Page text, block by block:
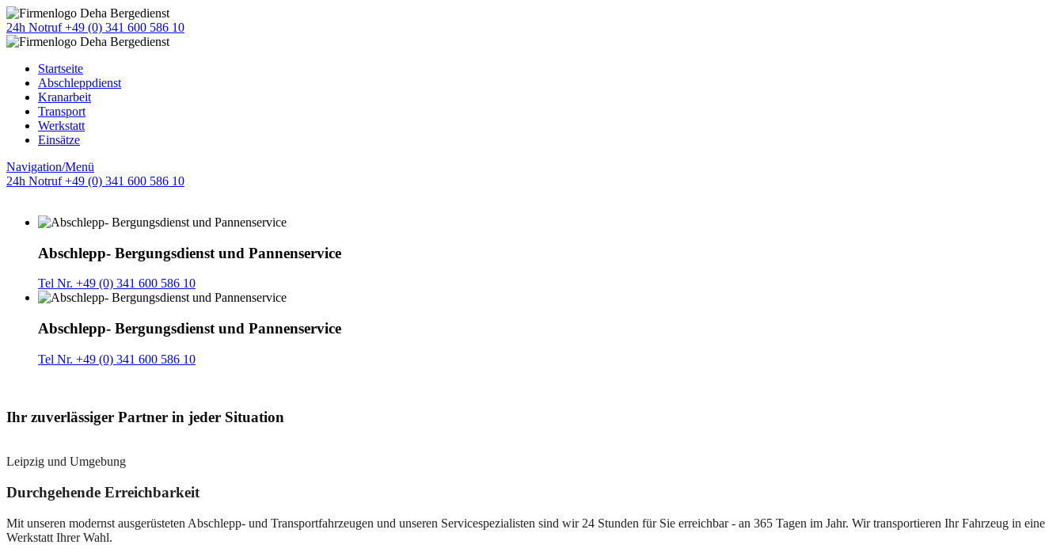
24h Notruf +49 (0) 341 600 586 10
Startseite
Abschleppdienst
Kranarbeit
Transport
Werkstatt
Einsätze
Navigation/Menü
24h Notruf +49 (0) 341 600 586 10
Abschlepp- Bergungsdienst und Pannenservice
Tel Nr. +49 (0) 341 600 586 10
Abschlepp- Bergungsdienst und Pannenservice
Tel Nr. +49 (0) 341 600 586 10
Ihr zuverlässiger Partner in jeder Situation
Leipzig und Umgebung
Durchgehende Erreichbarkeit
Mit unseren modernst ausgerüsteten Abschlepp- und Transportfahrzeugen und unseren Servicespezialisten sind wir 24 Stunden für Sie erreichbar - an 365 Tagen im Jahr. Wir transportieren Ihr Fahrzeug in eine
Werkstatt Ihrer Wahl.